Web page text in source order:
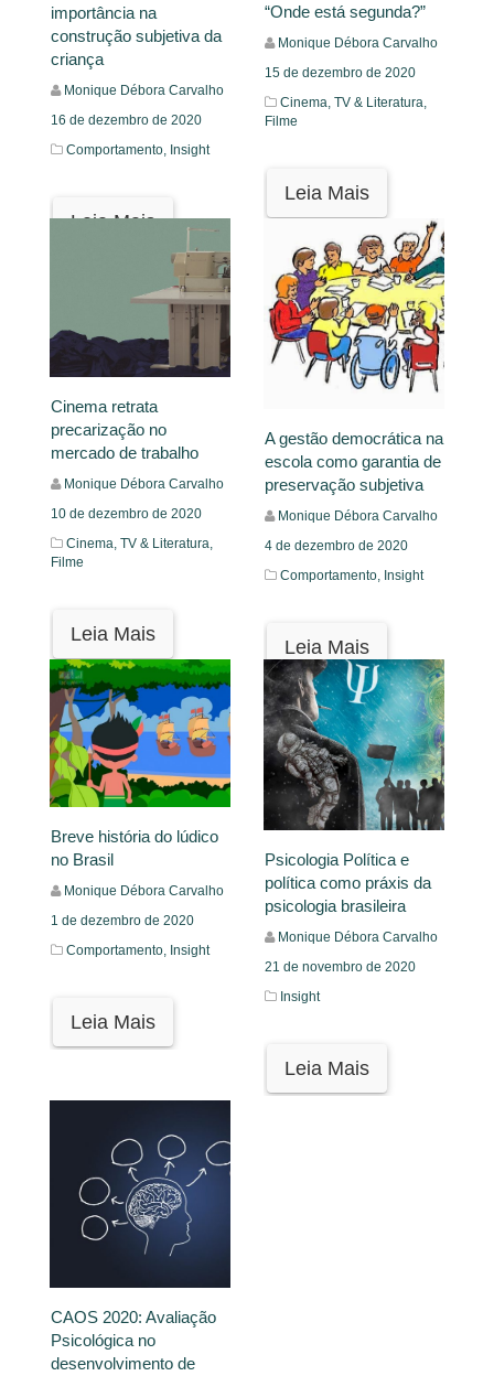
importância na
construção subjetiva da
criança
Monique Débora Carvalho
16 de dezembro de 2020
Comportamento, Insight
Leia Mais
“Onde está segunda?”
Monique Débora Carvalho
15 de dezembro de 2020
Cinema, TV & Literatura,
Filme
Leia Mais
Cinema retrata
precarização no
mercado de trabalho
Monique Débora Carvalho
10 de dezembro de 2020
Cinema, TV & Literatura,
Filme
Leia Mais
A gestão democrática na
escola como garantia de
preservação subjetiva
Monique Débora Carvalho
4 de dezembro de 2020
Comportamento, Insight
Leia Mais
Breve história do lúdico
no Brasil
Monique Débora Carvalho
1 de dezembro de 2020
Comportamento, Insight
Leia Mais
Psicologia Política e
política como práxis da
psicologia brasileira
Monique Débora Carvalho
21 de novembro de 2020
Insight
Leia Mais
CAOS 2020: Avaliação
Psicológica no
desenvolvimento de